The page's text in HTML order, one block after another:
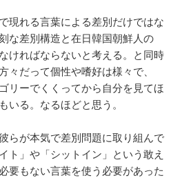
現れる言葉による差別だけではな
な差別構造と在日韓国朝鮮人の
ければならないと考える。と同時
々だって個性や嗜好は様々で、
リーでくくってから自分を見てほ
いる。なるほどと思う。
らが本気で差別問題に取り組んで
ト」や「シットイン」という敢え
要もない言葉を使う必要があった